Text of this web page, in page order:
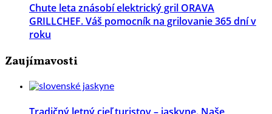
Chute leta znásobí elektrický gril ORAVA
GRILLCHEF. Váš pomocník na grilovanie 365 dní v
roku
Zaujímavosti